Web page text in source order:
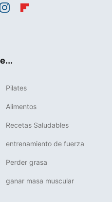
Pilates
Alimentos
Recetas Saludables
entrenamiento de fuerza
Perder grasa
ganar masa muscular